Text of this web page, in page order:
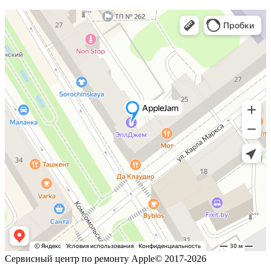
Сервисный центр по ремонту Apple© 2017-2026